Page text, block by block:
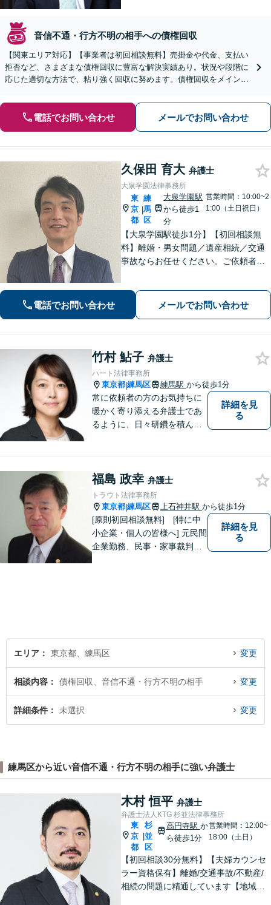
音信不通・行方不明の相手への債権回収
【関東エリア対応】【事業者は初回相談無料】売掛金や代金、支払い
拒否など、さまざまな債権回収に豊富な解決実績あり。状況や段階に
応じた適切な方法で、粘り強く回収に努めます。債権回収をメインと
電話でお問い合わせ メールでお問い合わせ
久保田 育大 弁護士
大泉学園法律事務所
東
京
都
|
練
馬
区
大泉学園駅
から徒歩1
分
営業時間：10:00~2
1:00（土日祝日）
【大泉学園駅徒歩1分】【初回相談無
料】離婚・男女問題／遺産相続／交通
事故ならお任せください。ご依頼者様
張対応も可能です。【土日・夜間相談
◎】
電話でお問い合わせ メールでお問い合わせ
竹村 鮎子 弁護士
ハート法律事務所
東京都|練馬区 練馬駅 から徒歩1分
常に依頼者の方のお気持ちに
暖かく寄り添える弁護士であ
るように、日々研鑽を積んで
相談を多く受けております。
皆様が明るい未来を進めるよ
うに、法律の面から力になり
ます。
詳細を見
る
福島 政幸 弁護士
トラウト法律事務所
東京都|練馬区 上石神井駅 から徒歩1分
[原則初回相談無料] [特に中
小企業・個人の皆様へ] 元民間
企業勤務、民事・家事裁判官
詳細を見
る
エリア 東京都、練馬区 変更
相談内容 債権回収、音信不通・行方不明の相手 変更
詳細条件 未選択 変更
練馬区から近い音信不通・行方不明の相手に強い弁護士
木村 恒平 弁護士
弁護士法人KTG 杉並法律事務所
東
京
都
杉
並
区
高円寺駅 か
ら徒歩1分
営業時間：12:00~
18:00（土日）
【初回相談30分無料】【夫婦カウンセ
ラー資格保有】離婚/交通事故/不動産/
相続の問題に精通しています【地域に